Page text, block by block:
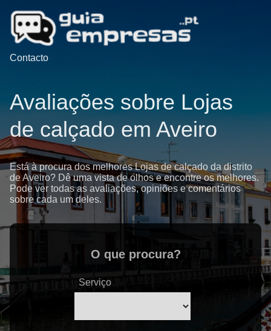
Contacto
Avaliações sobre Lojas
de calçado em Aveiro
Está à procura dos melhores Lojas de calçado da distrito
de Aveiro? Dê uma vista de olhos e encontre os melhores.
Pode ver todas as avaliações, opiniões e comentários
sobre cada um deles.
O que procura?
Serviço